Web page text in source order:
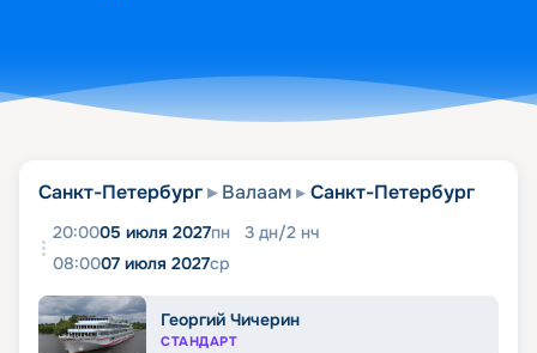
Санкт-Петербург Валаам Санкт-Петербург
20:0005 июля 2027пн 3 дн/2 нч
08:0007 июля 2027ср
Георгий Чичерин
СТАНДАРТ